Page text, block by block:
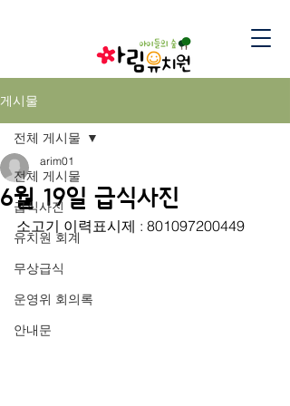
게시물
전체 게시물
급식사진
유치원 회계
무상급식
운영위 회의록
안내문
전체 게시물
6월 19일 급식사진
arim01
소고기 이력표시제 : 801097200449